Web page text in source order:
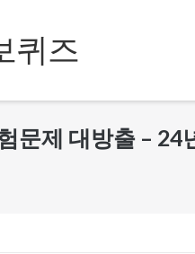
퀴즈
문제 대방출 – 24